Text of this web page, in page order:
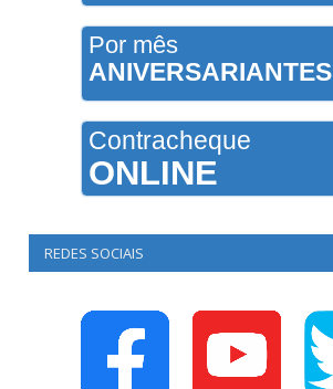
Por mês
ANIVERSARIANTES
Contracheque
ONLINE
REDES SOCIAIS